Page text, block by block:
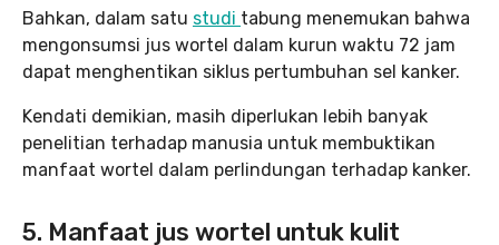
Bahkan, dalam satu studi tabung menemukan bahwa
mengonsumsi jus wortel dalam kurun waktu 72 jam
dapat menghentikan siklus pertumbuhan sel kanker.
Kendati demikian, masih diperlukan lebih banyak
penelitian terhadap manusia untuk membuktikan
manfaat wortel dalam perlindungan terhadap kanker.
5. Manfaat jus wortel untuk kulit